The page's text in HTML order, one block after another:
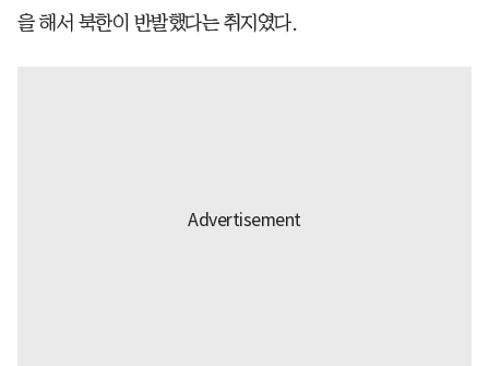
을 해서 북한이 반발했다는 취지였다.